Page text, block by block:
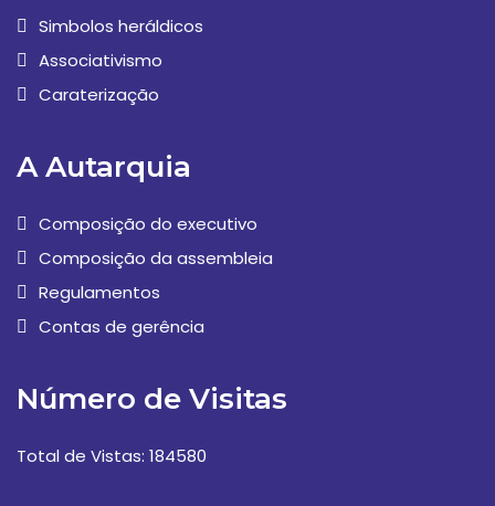
Simbolos heráldicos
Associativismo
Caraterização
A Autarquia
Composição do executivo
Composição da assembleia
Regulamentos
Contas de gerência
Número de Visitas
Total de Vistas: 184580